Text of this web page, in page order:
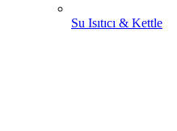
Su Isıtıcı & Kettle